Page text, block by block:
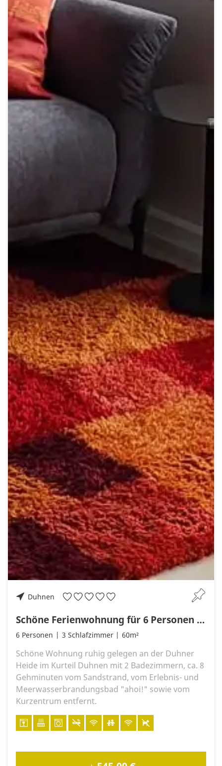
Duhnen
Schöne Ferienwohnung für 6 Personen auf 2 Etagen mit Südbalkon in Duhnen
6 Personen 3 Schlafzimmer 60m²
Schöne Wohnung ruhig gelegen an der Duhner
Heide im Kurteil Duhnen mit 2 Badezimmern, ca. 8
Gehminuten vom Sandstrand, vom Erlebnis- und
Meerwasserbrandungsbad "ahoi!" sowie vom
Kurzentrum entfernt.